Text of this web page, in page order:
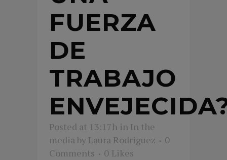
FUERZA
DE
TRABAJO
Posted at 13:17h in In the
media by Laura Rodriguez
0
Comments
0 Likes